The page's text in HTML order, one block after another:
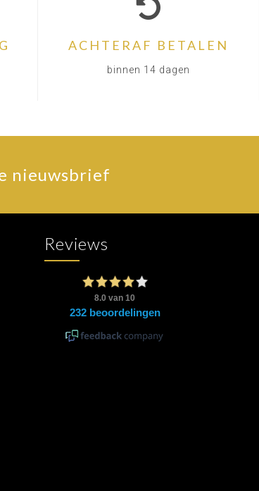
ACHTERAF BETALEN
binnen 14 dagen
nieuwsbrief
Reviews